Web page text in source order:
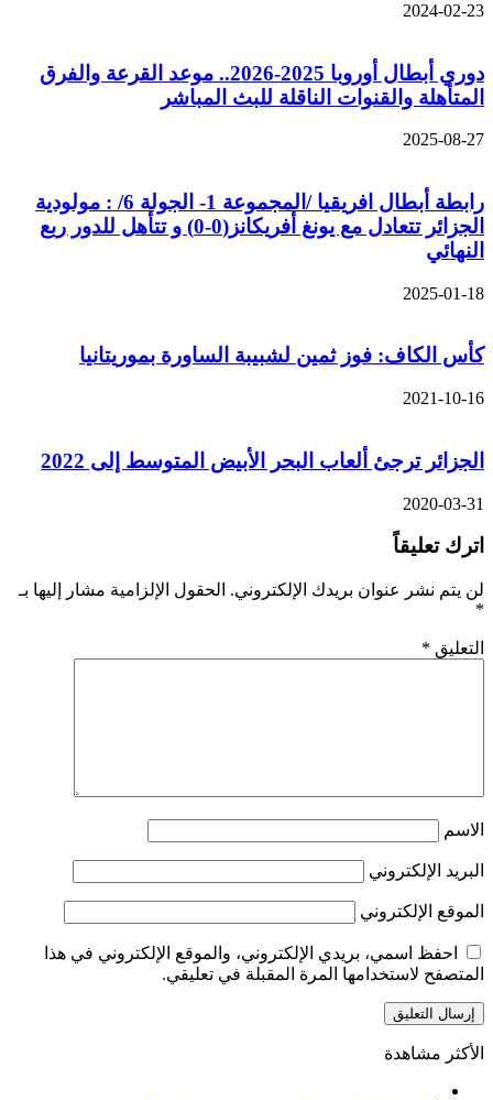
2024-02-23
دوري أبطال أوروبا 2025-2026.. موعد القرعة والفرق
المتأهلة والقنوات الناقلة للبث المباشر
2025-08-27
رابطة أبطال افريقيا /المجموعة 1- الجولة 6/ : مولودية
الجزائر تتعادل مع يونغ أفريكانز(0-0) و تتأهل للدور ربع
النهائي
2025-01-18
كأس الكاف: فوز ثمين لشبيبة الساورة بموريتانيا
2021-10-16
الجزائر ترجئ ألعاب البحر الأبيض المتوسط إلى 2022
2020-03-31
اترك تعليقاً
لن يتم نشر عنوان بريدك الإلكتروني. الحقول الإلزامية مشار إليها بـ
*
التعليق *
الاسم
البريد الإلكتروني
الموقع الإلكتروني
احفظ اسمي، بريدي الإلكتروني، والموقع الإلكتروني في هذا
المتصفح لاستخدامها المرة المقبلة في تعليقي.
الأكثر مشاهدة